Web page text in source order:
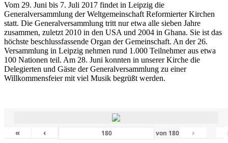
Vom 29. Juni bis 7. Juli 2017 findet in Leipzig die
Generalversammlung der Weltgemeinschaft Reformierter Kirchen
statt. Die Generalversammlung tritt nur etwa alle sieben Jahre
zusammen, zuletzt 2010 in den USA und 2004 in Ghana. Sie ist das
höchste beschlussfassende Organ der Gemeinschaft. An der 26.
Versammlung in Leipzig nehmen rund 1.000 Teilnehmer aus etwa
100 Nationen teil. Am 28. Juni konnten in unserer Kirche die
Delegierten und Gäste der Generalversammlung zu einer
Willkommensfeier mit viel Musik begrüßt werden.
« ‹ von 180 ›